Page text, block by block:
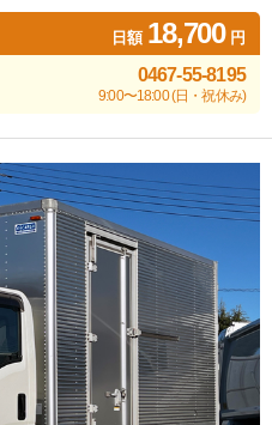
日額 18,700円
0467-55-8195
9:00〜18:00 (日・祝休み)